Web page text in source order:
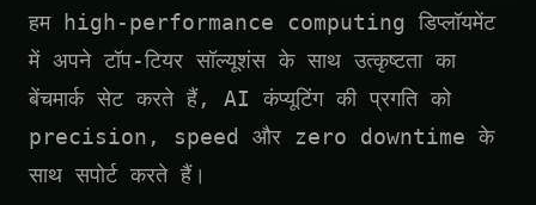
हम high-performance computing डिप्लॉयमेंट
में अपने टॉप-टियर सॉल्यूशंस के साथ उत्कृष्टता का
बेंचमार्क सेट करते हैं, AI कंप्यूटिंग की प्रगति को
precision, speed और zero downtime के
साथ सपोर्ट करते हैं।